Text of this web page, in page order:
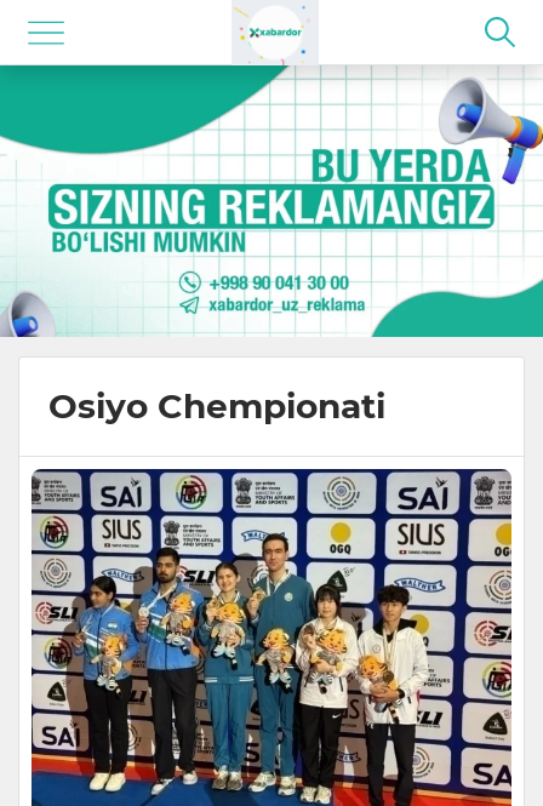
Osiyo Chempionati